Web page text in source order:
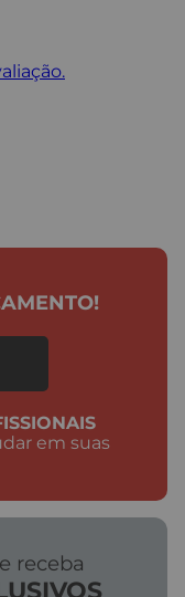
em suas
receba